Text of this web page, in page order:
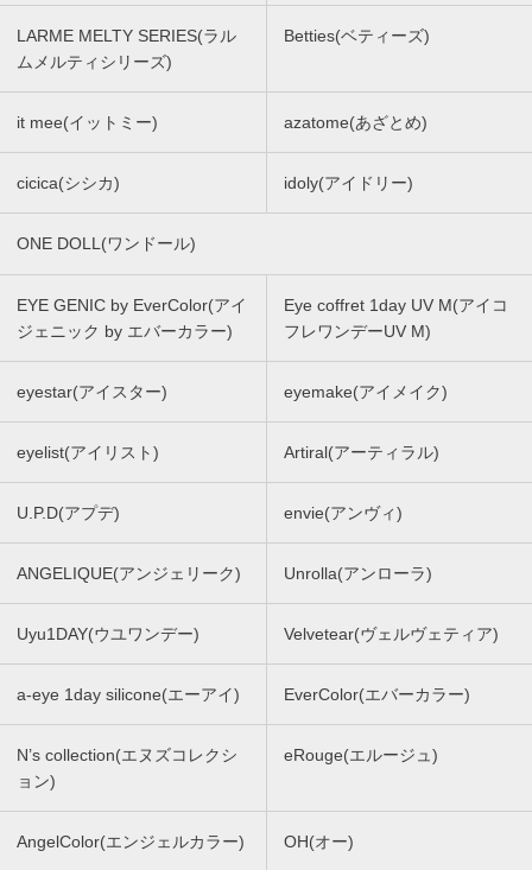
LARME MELTY SERIES(ラル
ムメルティシリーズ)
Betties(ベティーズ)
it mee(イットミー) azatome(あざとめ)
cicica(シシカ) idoly(アイドリー)
ONE DOLL(ワンドール)
EYE GENIC by EverColor(アイ
ジェニック by エバーカラー)
Eye coffret 1day UV M(アイコ
フレワンデーUV M)
eyestar(アイスター) eyemake(アイメイク)
eyelist(アイリスト) Artiral(アーティラル)
U.P.D(アプデ) envie(アンヴィ)
ANGELIQUE(アンジェリーク) Unrolla(アンローラ)
Uyu1DAY(ウユワンデー) Velvetear(ヴェルヴェティア)
a-eye 1day silicone(エーアイ) EverColor(エバーカラー)
N’s collection(エヌズコレクシ
ョン)
eRouge(エルージュ)
AngelColor(エンジェルカラー) OH(オー)